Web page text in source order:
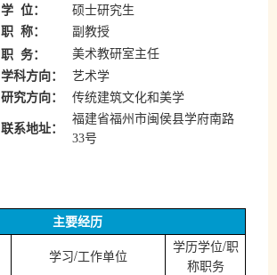
学 位：
硕士研究生
职 称：
副教授
职 务：
美术教研室主任
学科方向：
艺术学
研究方向：
传统建筑文化和美学
联系地址：
福建省福州市闽侯县学府南路
33号
主要经历
学习/工作单位
学历学位/职
称职务